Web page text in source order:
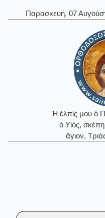
Παρασκευή, 07
Ἡ ἐλπίς μου ὁ
ὁ Υἱός,
ἅγιον,